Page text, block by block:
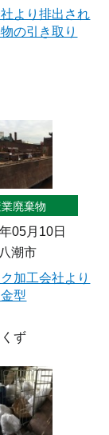
より排出され
の引き取り
業廃棄物
05月10日
八潮市
加工会社より
型
ず